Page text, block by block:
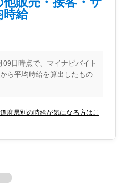
時給
日時点で、マイナビバイト
ら平均時給を算出したもの
府県別の時給が気になる方はこ